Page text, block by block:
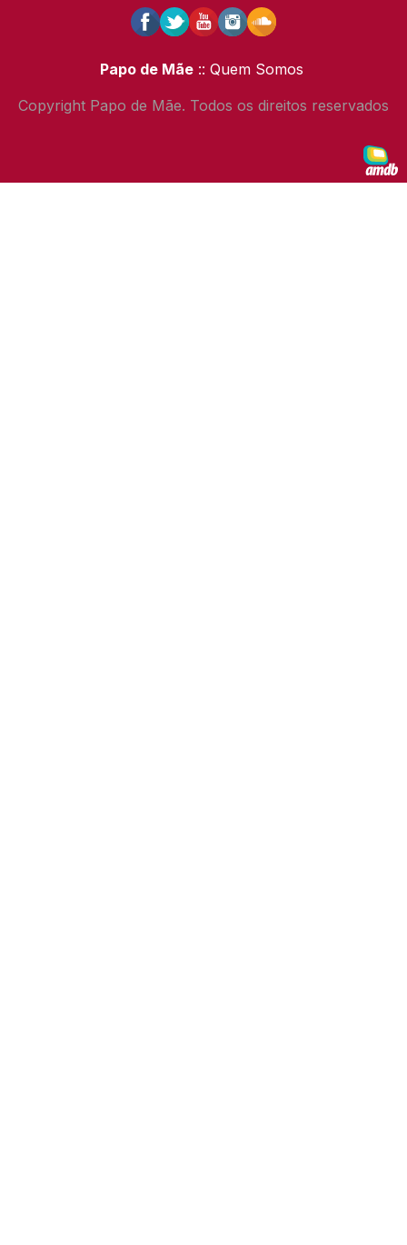
Papo de Mãe :: Quem Somos
Copyright Papo de Mãe. Todos os direitos reservados